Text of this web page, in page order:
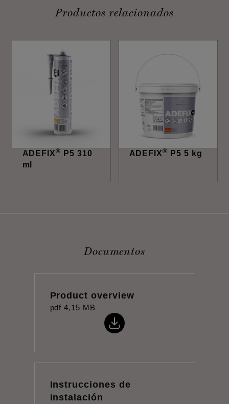
Productos relacionados
ADEFIX®
P5 310
ml
ADEFIX® P5 5 kg
Documentos
Product overview
pdf 4,15 MB
Instrucciones de
instalación